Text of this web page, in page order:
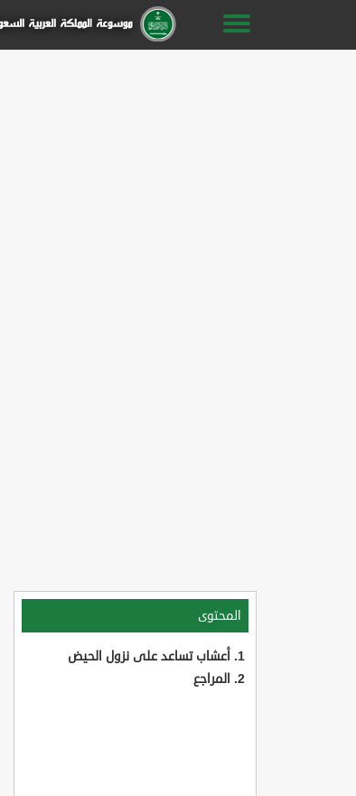
المحتوى
أعشاب تساعد على نزول الحيض
المراجع